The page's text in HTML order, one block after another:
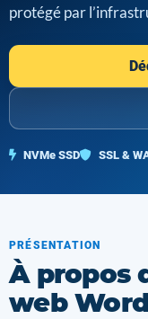
protégé par
NVMe SSD SSL &
PRÉSENTATION
À propos
web